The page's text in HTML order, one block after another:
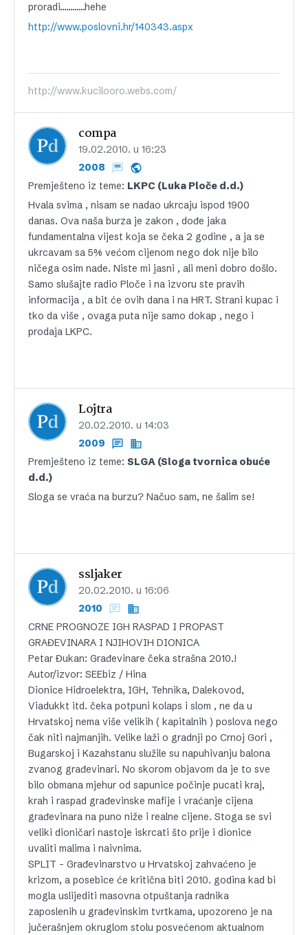
proradi…………hehe
http://www.poslovni.hr/140343.aspx
http://www.kucilooro.webs.com/
compa
19.02.2010. u 16:23
2008
Premješteno iz teme: LKPC (Luka Ploče d.d.)
Hvala svima , nisam se nadao ukrcaju ispod 1900
danas. Ova naša burza je zakon , dođe jaka
fundamentalna vijest koja se čeka 2 godine , a ja se
ukrcavam sa 5% većom cijenom nego dok nije bilo
ničega osim nade. Niste mi jasni , ali meni dobro došlo.
Samo slušajte radio Ploče i na izvoru ste pravih
informacija , a bit će ovih dana i na HRT. Strani kupac i
tko da više , ovaga puta nije samo dokap , nego i
prodaja LKPC.
Lojtra
20.02.2010. u 14:03
2009
Premješteno iz teme: SLGA (Sloga tvornica obuće
d.d.)
Sloga se vraća na burzu? Načuo sam, ne šalim se!
ssljaker
20.02.2010. u 16:06
2010
CRNE PROGNOZE IGH RASPAD I PROPAST
GRAĐEVINARA I NJIHOVIH DIONICA
Petar Đukan: Građevinare čeka strašna 2010.!
Autor/izvor: SEEbiz / Hina
Dionice Hidroelektra, IGH, Tehnika, Dalekovod,
Viadukkt itd. čeka potpuni kolaps i slom , ne da u
Hrvatskoj nema više velikih ( kapitalnih ) poslova nego
čak niti najmanjih. Velike laži o gradnji po Crnoj Gori ,
Bugarskoj i Kazahstanu služile su napuhivanju balona
zvanog građevinari. No skorom objavom da je to sve
bilo obmana mjehur od sapunice počinje pucati kraj,
krah i raspad građevinske mafije i vraćanje cijena
građevinara na puno niže i realne cijene. Stoga se svi
veliki dioničari nastoje iskrcati što prije i dionice
uvaliti malima i naivnima.
SPLIT – Građevinarstvo u Hrvatskoj zahvaćeno je
krizom, a posebice će kritična biti 2010. godina kad bi
mogla uslijediti masovna otpuštanja radnika
zaposlenih u građevinskim tvrtkama, upozoreno je na
jučerašnjem okruglom stolu posvećenom aktualnom